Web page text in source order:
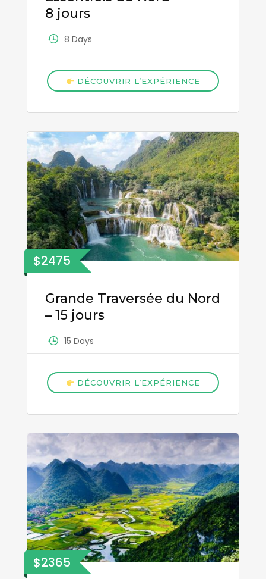
8 jours
8 Days
DÉCOUVRIR L’EXPÉRIENCE
$2475
Grande Traversée du Nord
– 15 jours
15 Days
DÉCOUVRIR L’EXPÉRIENCE
$2365